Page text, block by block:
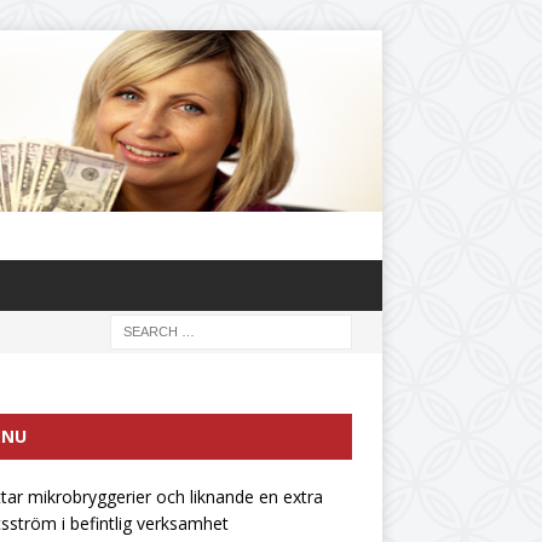
mikrobryggerier och liknande en extra
i befintlig verksamhet